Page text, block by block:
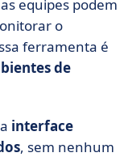
equipes podem
o
ferramenta é
de
interface
, sem nenhum